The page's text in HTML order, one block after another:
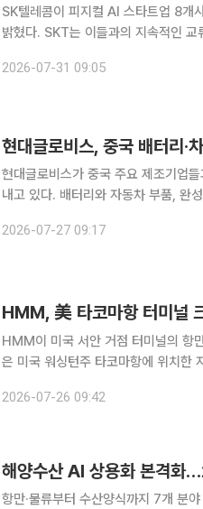
SK텔레콤이 피지컬 AI 스타트업 8개
밝혔다. SKT는 이들과의 지속적인 교
스 스타트업 간담회’를 열고, 로봇이
2026-07-31 09:05
현대글로비스, 중국 배터리·
현대글로비스가 중국 주요 제조기업
내고 있다. 배터리와 자동차 부품, 완
다고 27일 밝혔다. 계약
2026-07-27 09:17
HMM, 美 타코마항 터미널
HMM이 미국 서안 거점 터미널의 항만
은 미국 워싱턴주 타코마항에 위치
갖춘 터미널이다. 철도 차량 26량을
2026-07-26 09:42
해양수산 AI 상용화 본격화
항만·물류부터 수산양식까지 7개 분